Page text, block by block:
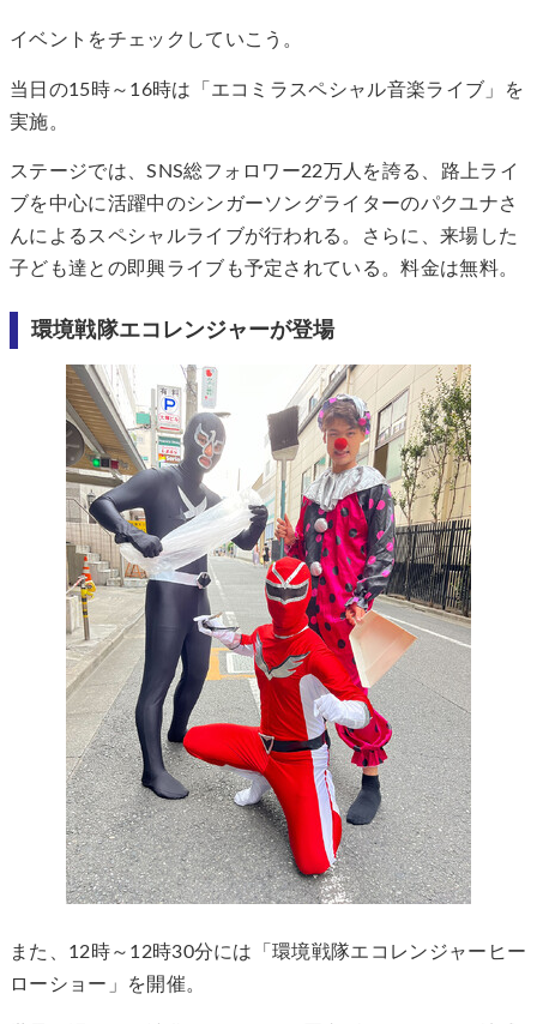
イベントをチェックしていこう。
当日の15時～16時は「エコミラスペシャル音楽ライブ」を
実施。
ステージでは、SNS総フォロワー22万人を誇る、路上ライ
ブを中心に活躍中のシンガーソングライターのパクユナさ
んによるスペシャルライブが行われる。さらに、来場した
子ども達との即興ライブも予定されている。料金は無料。
環境戦隊エコレンジャーが登場
また、12時～12時30分には「環境戦隊エコレンジャーヒー
ローショー」を開催。